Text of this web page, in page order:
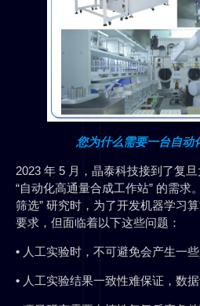
您为什么需要一台自动
2023 年 5 月，晶泰科技接到了复
“自动化高通量合成工作站” 的需求
筛选” 研究时，为了开发机器学习
要求，但面临着以下这些问题：
• 人工实验时，不可避免会产生一些
• 人工实验结果一致性难保证，数